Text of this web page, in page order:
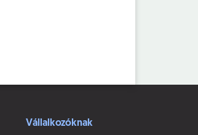
Vállalkozóknak